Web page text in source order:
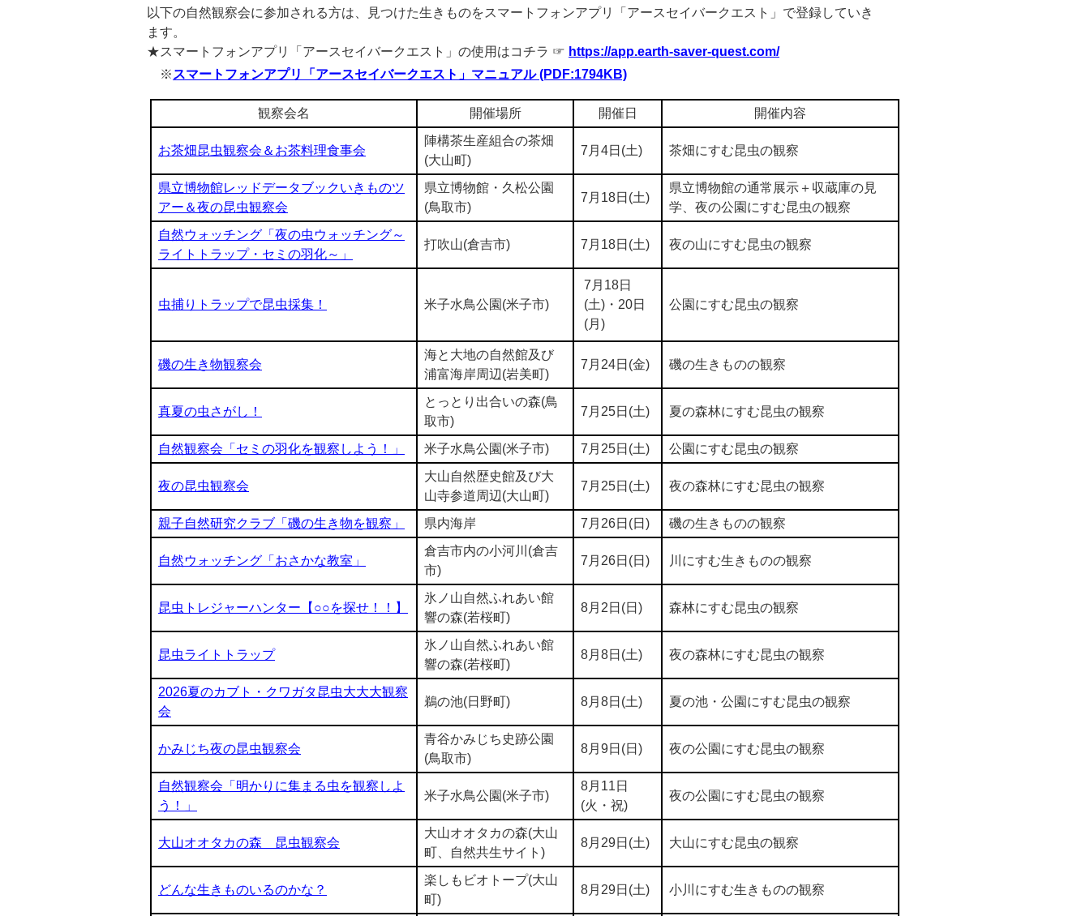
以下の自然観察会に参加される方は、見つけた生きものをスマートフォンアプリ「アースセイバークエスト」で登録していき
ます。
★スマートフォンアプリ「アースセイバークエスト」の使用はコチラ ☞ https://app.earth-saver-quest.com/
※ スマートフォンアプリ「アースセイバークエスト」マニュアル (PDF:1794KB)
観察会名 開催場所 開催日 開催内容
お茶畑昆虫観察会＆お茶料理食事会
陣構茶生産組合の茶畑
(大山町)
7月4日(土) 茶畑にすむ昆虫の観察
県立博物館レッドデータブックいきものツ
アー＆夜の昆虫観察会
県立博物館・久松公園
(鳥取市)
7月18日(土)
県立博物館の通常展示＋収蔵庫の見
学、夜の公園にすむ昆虫の観察
自然ウォッチング「夜の虫ウォッチング～
ライトトラップ・セミの羽化～」
打吹山(倉吉市) 7月18日(土) 夜の山にすむ昆虫の観察
虫捕りトラップで昆虫採集！ 米子水鳥公園(米子市)
7月18日
(土)・20日
(月)
公園にすむ昆虫の観察
磯の生き物観察会
海と大地の自然館及び
浦富海岸周辺(岩美町)
7月24日(金) 磯の生きものの観察
真夏の虫さがし！
とっとり出合いの森(鳥
取市)
7月25日(土) 夏の森林にすむ昆虫の観察
自然観察会「セミの羽化を観察しよう！」 米子水鳥公園(米子市) 7月25日(土) 公園にすむ昆虫の観察
夜の昆虫観察会
大山自然歴史館及び大
山寺参道周辺(大山町)
7月25日(土) 夜の森林にすむ昆虫の観察
親子自然研究クラブ「磯の生き物を観察」 県内海岸 7月26日(日) 磯の生きものの観察
自然ウォッチング「おさかな教室」
倉吉市内の小河川(倉吉
市)
7月26日(日) 川にすむ生きものの観察
昆虫トレジャーハンター【○○を探せ！！】
氷ノ山自然ふれあい館
響の森(若桜町)
8月2日(日) 森林にすむ昆虫の観察
昆虫ライトトラップ
氷ノ山自然ふれあい館
響の森(若桜町)
8月8日(土) 夜の森林にすむ昆虫の観察
2026夏のカブト・クワガタ昆虫大大大観察
会
鵜の池(日野町) 8月8日(土) 夏の池・公園にすむ昆虫の観察
かみじち夜の昆虫観察会
青谷かみじち史跡公園
(鳥取市)
8月9日(日) 夜の公園にすむ昆虫の観察
自然観察会「明かりに集まる虫を観察しよ
う！」
米子水鳥公園(米子市)
8月11日
(火・祝)
夜の公園にすむ昆虫の観察
大山オオタカの森 昆虫観察会
大山オオタカの森(大山
町、自然共生サイト)
8月29日(土) 大山にすむ昆虫の観察
どんな生きものいるのかな？
楽しもビオトープ(大山
町)
8月29日(土) 小川にすむ生きものの観察